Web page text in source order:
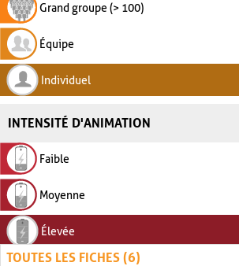
Grand groupe (> 100)
Équipe
Individuel
INTENSITÉ D'ANIMATION
Faible
Moyenne
Élevée
TOUTES LES FICHES (6)